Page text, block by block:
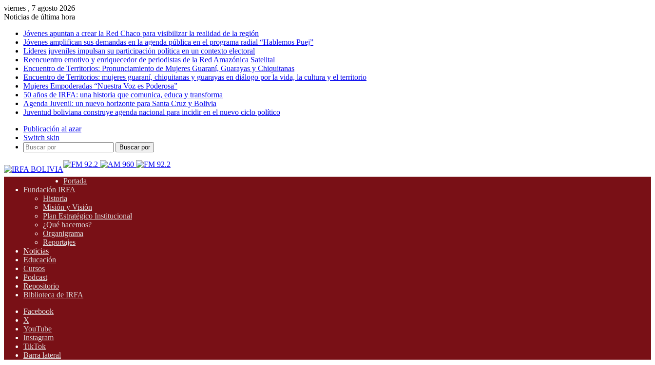
viernes , 7 agosto 2026
Noticias de última hora
Jóvenes apuntan a crear la Red Chaco para visibilizar la realidad de la región
Jóvenes amplifican sus demandas en la agenda pública en el programa radial “Hablemos Puej”
Líderes juveniles impulsan su participación política en un contexto electoral
Reencuentro emotivo y enriquecedor de periodistas de la Red Amazónica Satelital
Encuentro de Territorios: Pronunciamiento de Mujeres Guaraní, Guarayas y Chiquitanas
Encuentro de Territorios: mujeres guaraní, chiquitanas y guarayas en diálogo por la vida, la cultura y el territorio
Mujeres Empoderadas “Nuestra Voz es Poderosa”
50 años de IRFA: una historia que comunica, educa y transforma
Agenda Juvenil: un nuevo horizonte para Santa Cruz y Bolivia
Juventud boliviana construye agenda nacional para incidir en el nuevo ciclo político
Publicación al azar
Switch skin
Buscar por
Portada
Fundación IRFA
Historia
Misión y Visión
Plan Estratégico Institucional
¿Qué hacemos?
Organigrama
Reportajes
Noticias
Educación
Cursos
Podcast
Repositorio
Biblioteca de IRFA
Facebook
X
YouTube
Instagram
TikTok
Barra lateral